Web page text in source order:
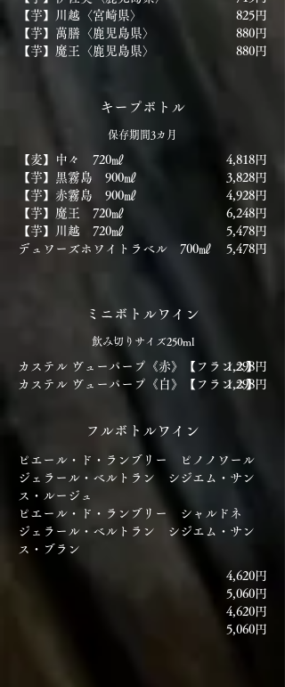
【芋】川越〈宮崎県〉
【芋】萬膳〈鹿児島県〉
【芋】魔王〈鹿児島県〉
825円
880円
880円​
キープボトル
保存期間3カ月
【麦】中々 720㎖
【芋】黒霧島 900㎖
【芋】赤霧島 900㎖
【芋】魔王 720㎖
【芋】川越 720㎖
デュワーズホワイトラベル 700㎖
4,818円
3,828円
4,928円
6,248円
5,478円
5,478円
​ミニボトルワイン
飲み切りサイズ250ml
カステル ヴューパープ《赤》【フランス】
カステル ヴューパープ《白》【フランス】
1,298円
1,298円
​フルボトルワイン
ピエール・ド・ランブリー ピノノワール
ジェラール・ベルトラン シジエム・サン
ス・ルージュ
ピエール・ド・ランブリー シャルドネ
ジェラール・ベルトラン シジエム・サン
ス・ブラン
4,620円
5,060円
4,620円
5,060円